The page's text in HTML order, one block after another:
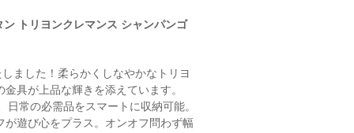
トリヨンクレマンス シャンパンゴ
ました！柔らかくしなやかなトリヨ
具が上品な輝きを添えています。
常の必需品をスマートに収納可能。
遊び心をプラス。オンオフ問わず幅